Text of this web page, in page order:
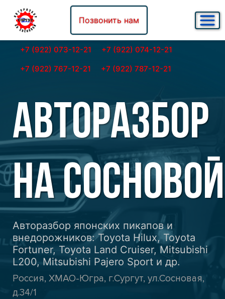
Позвонить нам
+7 (922) 073-12-21
+7 (922) 074-12-21
+7 (922) 767-12-21
+7 (922) 787-12-21
АВТОРАЗБОР
НА СОСНОВОЙ
Авторазбор японских пикапов и
внедорожников: Toyota Hilux, Toyota
Fortuner, Toyota Land Cruiser, Mitsubishi
L200, Mitsubishi Pajero Sport и др.
Россия, ХМАО-Югра, г.Сургут, ул.Сосновая,
д.34/1